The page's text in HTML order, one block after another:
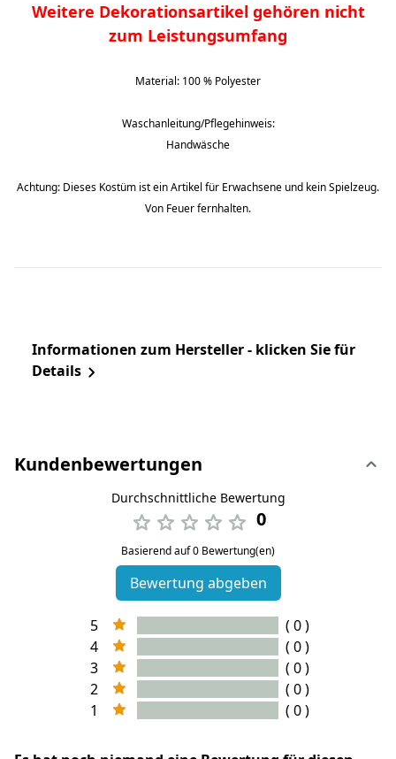
Weitere Dekorationsartikel gehören nicht
zum Leistungsumfang
Material: 100 % Polyester
Waschanleitung/Pflegehinweis:
Handwäsche
Achtung: Dieses Kostüm ist ein Artikel für Erwachsene und kein Spielzeug.
Von Feuer fernhalten.
Informationen zum Hersteller - klicken Sie für
Details
Kundenbewertungen
Durchschnittliche Bewertung
0
Basierend auf 0 Bewertung(en)
Bewertung abgeben
5
( 0 )
4
( 0 )
3
( 0 )
2
( 0 )
1
( 0 )